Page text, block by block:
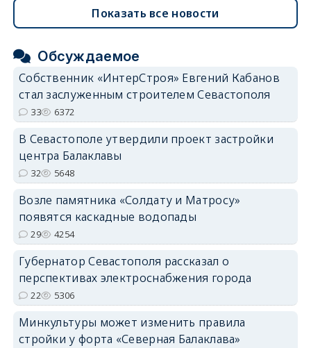
Показать все новости
Обсуждаемое
Собственник «ИнтерСтроя» Евгений Кабанов
стал заслуженным строителем Севастополя
33 6372
В Севастополе утвердили проект застройки
центра Балаклавы
32 5648
Возле памятника «Солдату и Матросу»
появятся каскадные водопады
29 4254
Губернатор Севастополя рассказал о
перспективах электроснабжения города
22 5306
Минкультуры может изменить правила
стройки у форта «Северная Балаклава»